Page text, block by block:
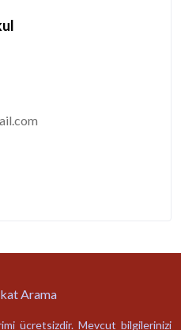
ücretsizdir. Mevcut bilgilerinizi